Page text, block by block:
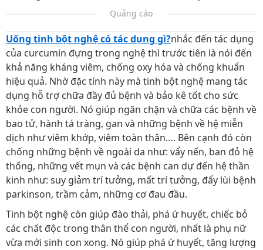
Quảng cáo
Uống tinh bột nghệ có tác dụng gì?nhắc đến tác dụng
của curcumin đựng trong nghệ thì trước tiên là nói đến
khả năng kháng viêm, chống oxy hóa và chống khuẩn
hiệu quả. Nhờ đặc tính này mà tinh bột nghệ mang tác
dụng hỗ trợ chữa đầy đủ bệnh và bảo kê tốt cho sức
khỏe con người. Nó giúp ngăn chặn và chữa các bệnh về
bao tử, hành tá tràng, gan và những bệnh về hệ miễn
dịch như viêm khớp, viêm toàn thân…. Bên cạnh đó còn
chống những bệnh về ngoài da như: vẩy nến, ban đỏ hệ
thống, những vết mụn và các bệnh can dự đến hệ thần
kinh như: suy giảm trí tưởng, mất trí tưởng, đẩy lùi bệnh
parkinson, trầm cảm, những cơ đau đầu.
Tinh bột nghệ còn giúp đào thải, phá ứ huyết, chiếc bỏ
các chất độc trong thân thể con người, nhất là phụ nữ
vừa mới sinh con xong. Nó giúp phá ứ huyết, tăng lượng